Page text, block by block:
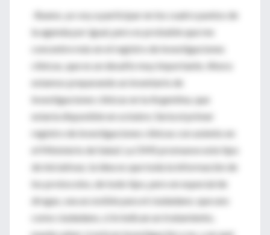
-Bueno, yo voy a participar en los cuatro puntos de
la agenda por igual, pero es probable que me
concentre más en el registro de investigaciones
clínicas, que es un desafío muy importante. Ahora
estamos preparando un inventario de
investigaciones clínicas en la Argentina, que
estaría disponible en octubre. Sería el primer
registro de investigaciones clínicas con asiento en
el Ministerio de Salud. La OMS promueve este tipo
de iniciativas; la idea es que toda la información de
los protocolos, de todo tipo, pero en especial de
drogas, sea accesible para el ciudadano; que uno
como ciudadano, si le indican un tratamiento,